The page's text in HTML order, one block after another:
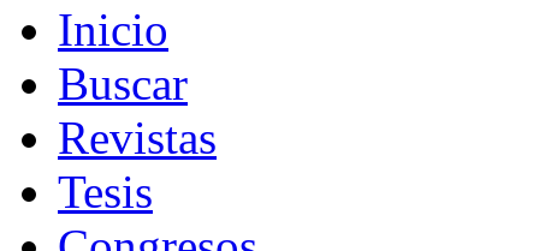
Inicio
Buscar
Revistas
Tesis